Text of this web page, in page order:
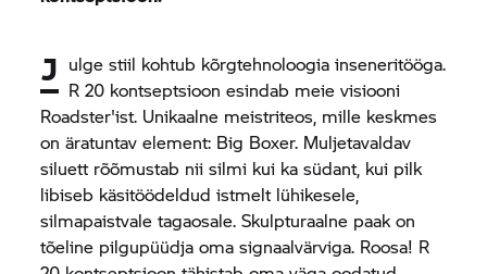
J ulge stiil kohtub kõrgtehnoloogia inseneritööga.
R 20 kontseptsioon esindab meie visiooni
Roadster'ist. Unikaalne meistriteos, mille keskmes
on äratuntav element: Big Boxer. Muljetavaldav
siluett rõõmustab nii silmi kui ka südant, kui pilk
libiseb käsitöödeldud istmelt lühikesele,
silmapaistvale tagaosale. Skulpturaalne paak on
tõeline pilgupüüdja oma signaalvärviga. Roosa! R